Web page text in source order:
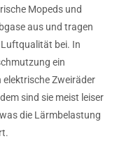
Mopeds und
aus und tragen
bei. In
ein
Zweiräder
sind sie meist leiser
die Lärmbelastung